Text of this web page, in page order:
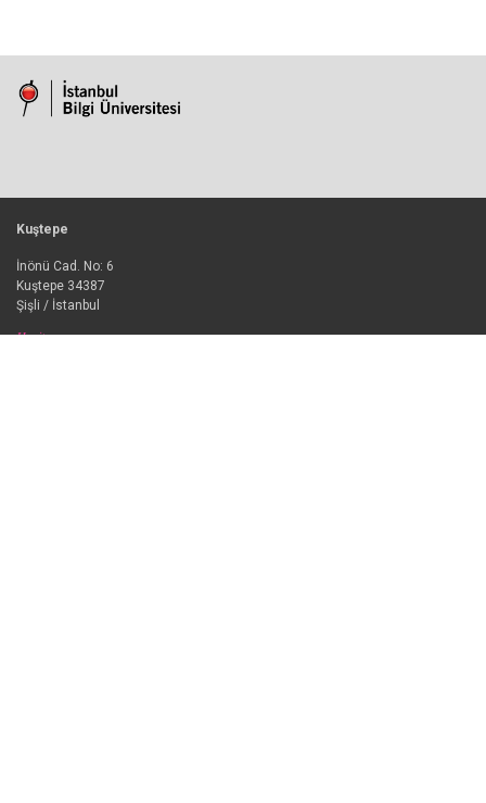
Kuştepe
İnönü Cad. No: 6
Kuştepe 34387
Şişli / İstanbul
Harita